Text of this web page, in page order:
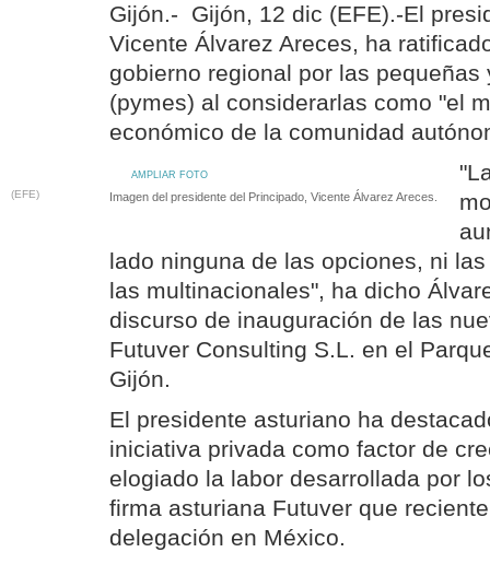
Gijón.- Gijón, 12 dic (EFE).-El
Vicente Álvarez Areces, ha
gobierno regional por las
(pymes) al considerarlas como "el
económico de la comunidad
AMPLIAR FOTO
(EFE) Imagen del presidente del Principado, Vicente Álvarez Areces.
lado ninguna de las opciones, ni
las multinacionales", ha dicho
discurso de inauguración de las
Futuver Consulting S.L. en el
Gijón.
El presidente asturiano ha
iniciativa privada como factor de
elogiado la labor desarrollada por
firma asturiana Futuver que
delegación en México.